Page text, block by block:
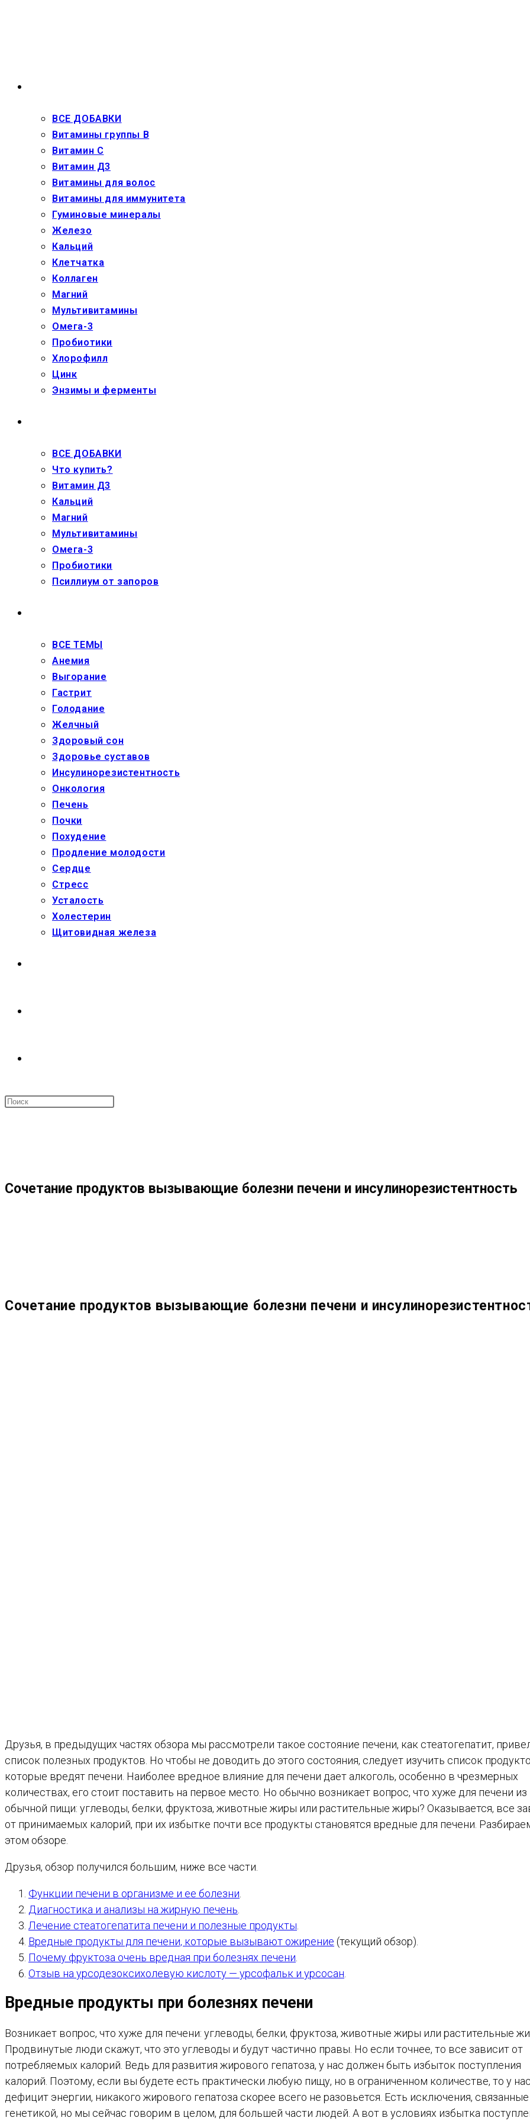
ВСЕ ДОБАВКИ
Витамины группы В
Витамин С
Витамин Д3
Витамины для волос
Витамины для иммунитета
Гуминовые минералы
Железо
Кальций
Клетчатка
Коллаген
Магний
Мультивитамины
Омега-3
Пробиотики
Хлорофилл
Цинк
Энзимы и ферменты
ВСЕ ДОБАВКИ
Что купить?
Витамин Д3
Кальций
Магний
Мультивитамины
Омега-3
Пробиотики
Псиллиум от запоров
ВСЕ ТЕМЫ
Анемия
Выгорание
Гастрит
Голодание
Желчный
Здоровый сон
Здоровье суставов
Инсулинорезистентность
Онкология
Печень
Почки
Похудение
Продление молодости
Сердце
Стресс
Усталость
Холестерин
Щитовидная железа
ПОИСК
Сочетание продуктов вызывающие болезни печени и инсулинорезистентность
Сочетание продуктов вызывающие болезни печени и
Друзья, в предыдущих частях обзора мы рассмотрели такое состояние печени, как стеатогепатит,
список полезных продуктов. Но чтобы не доводить до этого состояния, следует изучить список
которые вредят печени. Наиболее вредное влияние для печени дает алкоголь, особенно в чрезмерных
количествах, его стоит поставить на первое место. Но обычно возникает вопрос, что хуже для печени из
обычной пищи: углеводы, белки, фруктоза, животные жиры или растительные жиры? Оказывается, все
от принимаемых калорий, при их избытке почти все продукты становятся вредные для печени.
этом обзоре.
Друзья, обзор получился большим, ниже все части.
Функции печени в организме и ее болезни
Диагностика и анализы на жирную печень
Лечение стеатогепатита печени и полезные продукты
Вредные продукты для печени, которые вызывают ожирение (текущий обзор).
Почему фруктоза очень вредная при болезнях печени
Отзыв на урсодезоксихолевую кислоту — урсофальк и урсосан
Вредные продукты при болезнях печени
Возникает вопрос, что хуже для печени: углеводы, белки, фруктоза, животные жиры или растительные
Продвинутые люди скажут, что это углеводы и будут частично правы. Но если точнее, то все зависит от
потребляемых калорий. Ведь для развития жирового гепатоза, у нас должен быть избыток поступления
калорий. Поэтому, если вы будете есть практически любую пищу, но в ограниченном количестве, то у
дефицит энергии, никакого жирового гепатоза скорее всего не разовьется. Есть исключения,
генетикой, но мы сейчас говорим в целом, для большей части людей. А вот в условиях избытка